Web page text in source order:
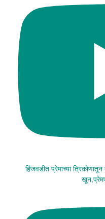
हिंजवडीत प्रेमाच्या